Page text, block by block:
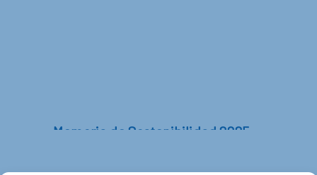
Memoria de Sostenibilidad 2025